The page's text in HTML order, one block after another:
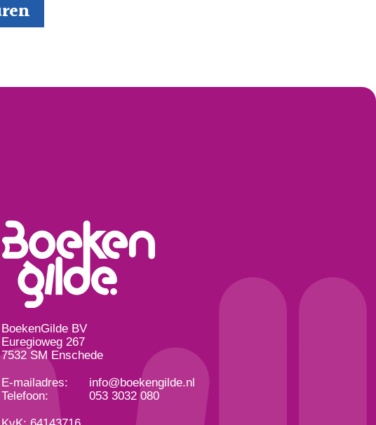
BoekenGilde BV
Euregioweg 267
7532 SM Enschede
E-mailadres:
info@boekengilde.nl
Telefoon:
053 3032 080